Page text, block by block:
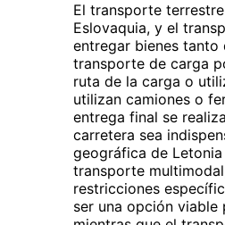
El transporte
Eslovaquia, y el
entregar bienes
transporte de carga
ruta de la carga o
utilizan camiones o
entrega final se
carretera sea
geográfica de
transporte
restricciones
ser una opción viable